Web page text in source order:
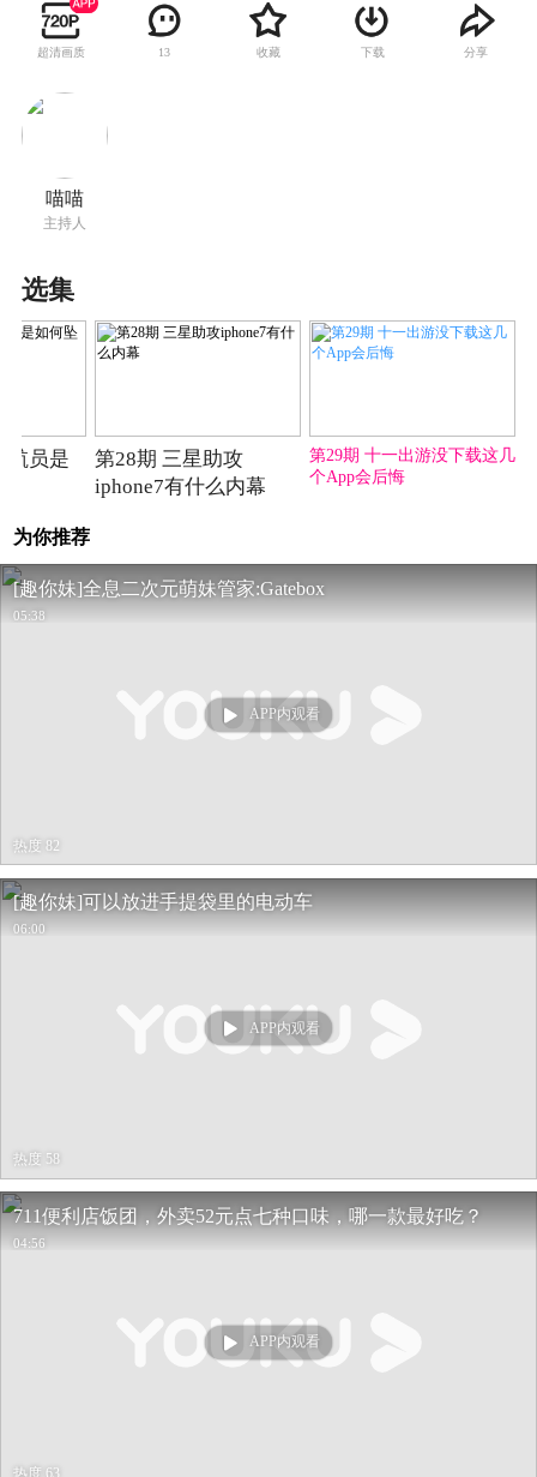
超清画质 13 收藏 下载 分享
喵喵
主持人
选集
航员是
第28期 三星助攻
iphone7有什么内幕
第29期 十一出游没下载这几
个App会后悔
为你推荐
[趣你妹]全息二次元萌妹管家:Gatebox
05:38
APP内观看
热度 82
[趣你妹]可以放进手提袋里的电动车
06:00
APP内观看
热度 58
711便利店饭团，外卖52元点七种口味，哪一款最好吃？
04:56
APP内观看
热度 63